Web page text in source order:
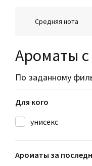
Средняя нота
Ароматы
По заданному
Для кого
унисекс
Ароматы за